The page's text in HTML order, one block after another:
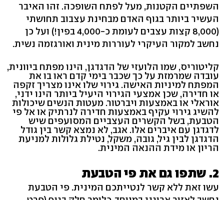
השפתיים הקטנות, מעל לפתח השופכה. זהו האיבר
העשיר ביותר בגוף האדם מבחינת עצבוב תחושתי
(8,000 קצות עצבים לעומת כ-4,000 בפין!) ועל כן
נחשב למקור העיקרי לעוררות מינית ואורגזמה נשית.
קליטוריס, שמו הלועזי של הדגדגן, הינו מפתח ביוונית,
עובדה שמרמזת על כך שכבר בימי קדם ראו בו את
המפתח למיניות האישה. גירוי שלו אינו מצריך זקפה
או חדירה, שכן אמצעי הגירוי היעיל ביותר הינו ידני,
אוראלי או באמצעות ויברטור. מעטות הנשים שיכולות
להשיג גירוי עקיף באמצעות חדירה לנרתיק או אל פי
הטבעת, בשל הקשרים העצביים המסועפים שיש
לדגדגן עם איברים אלו. אגב, לא נמצא קשר בין גודל
הדגדגן לבין גיל, גובה, משקל, נטילת גלולות למניעת
הריון או מידת ההנאה המינית.
2. שתפו גם את פי הטבעת
עשו זאת ללא קשר לנטייתכם המינית. פי הטבעת